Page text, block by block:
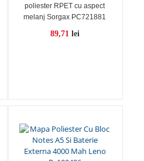
poliester RPET cu aspect
melanj Sorgax PC721881
89,71 lei